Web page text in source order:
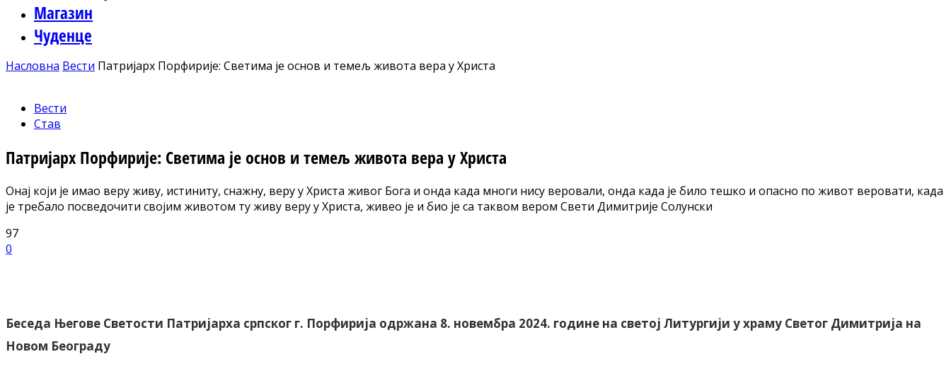
Магазин
Чуденце
Насловна Вести Патријарх Порфирије: Светима је основ и темељ живота вера у Христа
Вести
Став
Патријарх Порфирије: Светима је основ и темељ живота вера у Христа
Онај који је имао веру живу, истиниту, снажну, веру у Христа живог Бога и онда када многи нису веровали, онда када је било тешко и опасно по живот веровати, када
је требало посведочити својим животом ту живу веру у Христа, живео је и био је са таквом вером Свети Димитрије Солунски
97
0
Беседа Његове Светости Патријарха српског г. Порфирија одржана 8. новембра 2024. године на светој Литургији у храму Светог Димитрија на
Новом Београду